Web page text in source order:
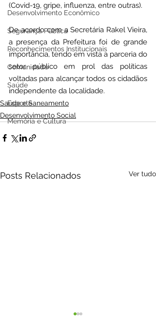
Desenvolvimento Econômico
Segurança Pública
Reconhecimentos Institucionais
Comunidade
Saúde
Esporte
Memória e Cultura
(Covid-19, gripe, influenza, entre outras).
De acordo com a Secretária Rakel Vieira,
a presença da Prefeitura foi de grande
importância, tendo em vista a parceria do
setor público em prol das políticas
voltadas para alcançar todos os cidadãos
independente da localidade.
Saúde e Saneamento
Desenvolvimento Social
Posts Relacionados Ver tudo